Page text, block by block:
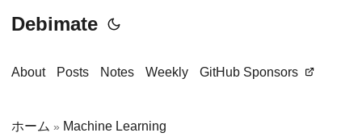
Debimate
About Posts Notes Weekly GitHub Sponsors
ホーム » Machine Learning